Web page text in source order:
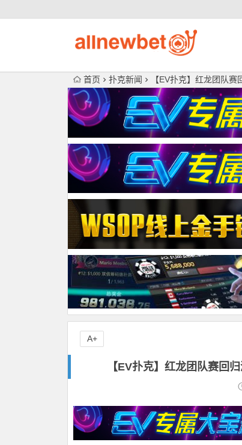
首页 扑克新闻 【EV扑克】红龙团队
【EV扑克】红龙团队赛回
A+